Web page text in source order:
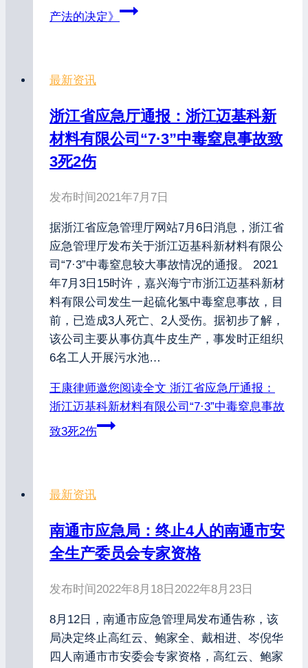
产法的决定》
最新资讯
浙江省应急厅通报：浙江迈基科新
材料有限公司“7·3”中毒窒息事故致
3死2伤
发布时间2021年7月7日
据浙江省应急管理厅网站7月6日消息，浙江省
应急管理厅发布关于浙江迈基科新材料有限公
司“7·3”中毒窒息较大事故情况的通报。 2021
年7月3日15时许，嘉兴海宁市浙江迈基科新材
料有限公司发生一起硫化氢中毒窒息事故，目
前，已造成3人死亡、2人受伤。据初步了解，
该公司主要从事仿真牛皮生产，事发时正组织
6名工人开展污水池…
王康律师邀您阅读全文 浙江省应急厅通报：
浙江迈基科新材料有限公司“7·3”中毒窒息事故
致3死2伤
最新资讯
南通市应急局：终止4人的南通市安
全生产委员会专家资格
发布时间2022年8月18日 2022年8月23日
8月12日，南通市应急管理局发布通告称，该
局决定终止高红云、鲍家全、戴相进、岑倪华
四人南通市市安委会专家资格，高红云、鲍家